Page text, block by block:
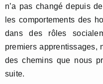
n’a pas changé depuis
les comportements des
dans des rôles
premiers apprentissages,
des chemins que nous
suite.